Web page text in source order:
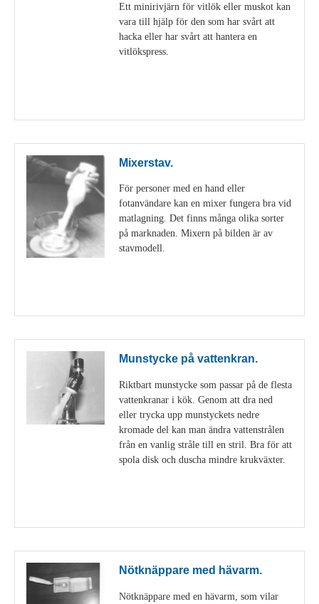
Ett minirivjärn för vitlök eller muskot kan
vara till hjälp för den som har svårt att
hacka eller har svårt att hantera en
vitlökspress.
Mixerstav.
För personer med en hand eller
fotanvändare kan en mixer fungera bra vid
matlagning. Det finns många olika sorter
på marknaden. Mixern på bilden är av
stavmodell.
Munstycke på vattenkran.
Riktbart munstycke som passar på de flesta
vattenkranar i kök. Genom att dra ned
eller trycka upp munstyckets nedre
kromade del kan man ändra vattenstrålen
från en vanlig stråle till en stril. Bra för att
spola disk och duscha mindre krukväxter.
Nötknäppare med hävarm.
Nötknäppare med en hävarm, som vilar